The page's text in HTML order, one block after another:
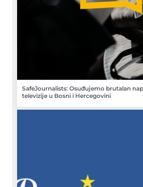
SafeJournalists: Osuđujemo brutalan
televizije u Bosni i Hercegovini